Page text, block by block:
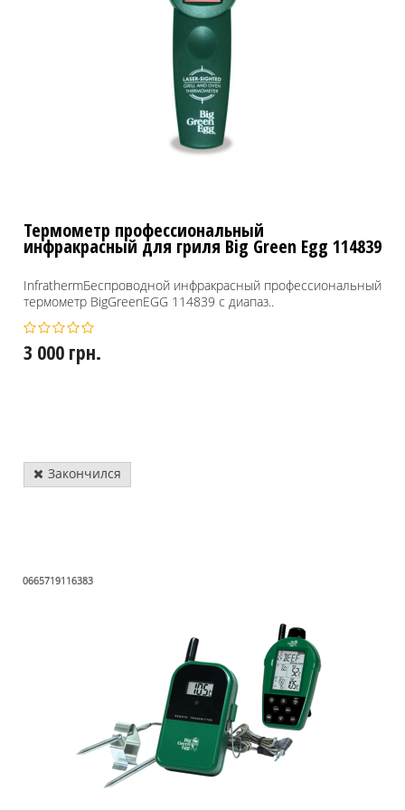
Термометр профессиональный
инфракрасный для гриля Big Green Egg 114839
InfrathermБеспроводной инфракрасный профессиональный
термометр BigGreenEGG 114839 с диапаз..
3 000 грн.
Закончился
0665719116383